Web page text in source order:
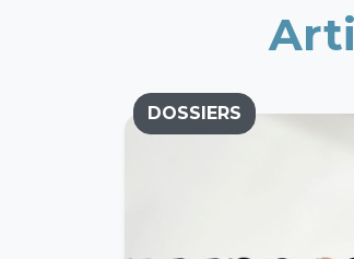
DOSSIERS